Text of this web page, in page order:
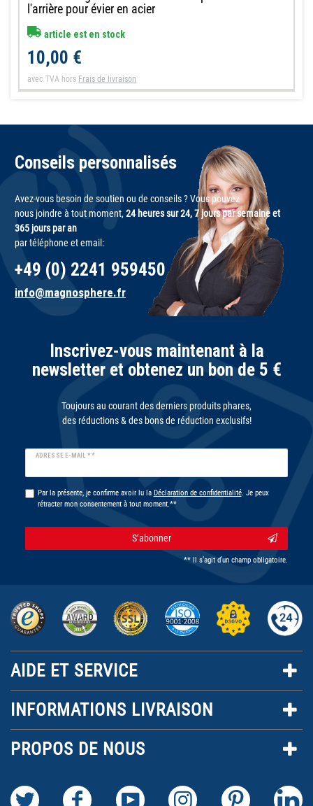
l'arrière pour évier en acier
article est en stock
10,00 €
avec TVA hors Frais de livraison
Conseils personnalisés
Avez-vous besoin de soutien ou de conseils ? Vous pouvez
nous joindre à tout moment,24 heures sur 24, 7 jours par semaine et
365 jours par an
par téléphone et email:
+49 (0) 2241 959450
info@magnosphere.fr
Inscrivez-vous maintenant à la
newsletter et obtenez un bon de 5 €
Toujours au courant des derniers produits phares,
des réductions & des bons de réduction exclusifs!
ADRESSE E-MAIL **
Ceres::Template.newsletterHoneypotLabel
Par la présente, je confirme avoir lu la Déclaration de confidentialité. Je peux
rétracter mon consentement à tout moment.**
S’abonner
** Il s’agit d’un champ obligatoire.
AIDE ET SERVICE
INFORMATIONS LIVRAISON
PROPOS DE NOUS